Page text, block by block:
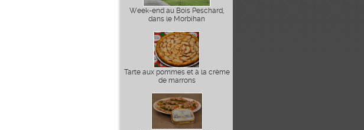
Week-end au Bois Peschard,
dans le Morbihan
Tarte aux pommes et à la crème
de marrons